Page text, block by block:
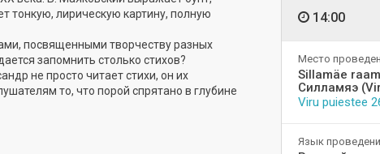
тонкую, лирическую картину, полную
посвященными творчеству разных
запомнить столько стихов?
не просто читает стихи, он их
то, что порой спрятано в глубине
14:00
Место
Sillamäe
Силламяэ
Viru puiestee
Язык